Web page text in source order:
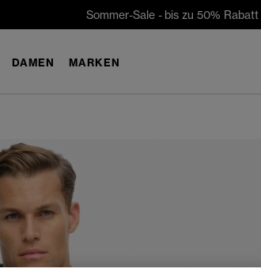
Sommer-Sale - bis zu 50% Rabatt
DAMEN MARKEN